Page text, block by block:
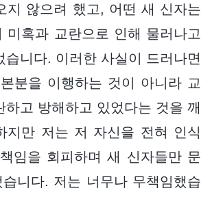
지 않으려 했고, 어떤 새 신자는
미혹과 교란으로 인해 물러나고
습니다. 이러한 사실이 드러나면
분을 이행하는 것이 아니라 교
하고 방해하고 있었다는 것을 깨
지만 저는 저 자신을 전혀 인식
임을 회피하며 새 신자들만 문
니다. 저는 너무나 무책임했습